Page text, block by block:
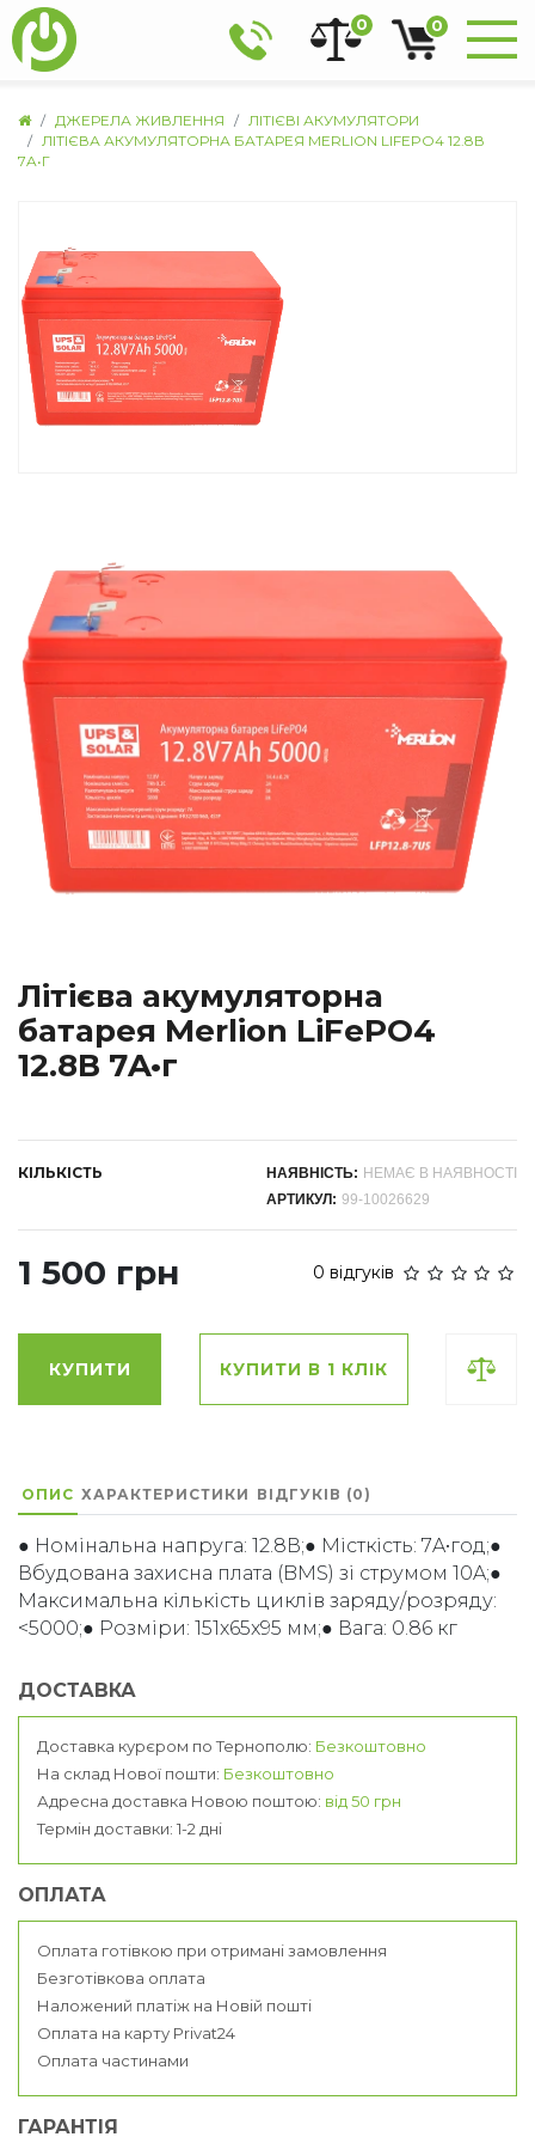
0 0
ДЖЕРЕЛА ЖИВЛЕННЯ
ЛІТІЄВІ АКУМУЛЯТОРИ
ЛІТІЄВА АКУМУЛЯТОРНА БАТАРЕЯ MERLION LIFEPO4 12.8В
7A•Г
Літієва акумуляторна
батарея Merlion LiFePO4
12.8В 7A•г
КІЛЬКІСТЬ НАЯВНІСТЬ: НЕМАЄ В НАЯВНОСТІ
АРТИКУЛ: 99-10026629
1 500 грн 0 відгуків
КУПИТИ КУПИТИ В 1 КЛІК
ОПИС ХАРАКТЕРИСТИКИ ВІДГУКІВ (0)
● Номінальна напруга: 12.8В;● Місткість: 7A•год;●
Вбудована захисна плата (BMS) зі струмом 10A;●
Максимальна кількість циклів заряду/розряду:
<5000;● Розміри: 151x65x95 мм;● Вага: 0.86 кг
ДОСТАВКА
Доставка курєром по Тернополю: Безкоштовно
На склад Нової пошти: Безкоштовно
Адресна доставка Новою поштою: від 50 грн
Термін доставки: 1-2 дні
ОПЛАТА
Оплата готівкою при отримані замовлення
Безготівкова оплата
Наложений платіж на Новій пошті
Оплата на карту Privat24
Оплата частинами
ГАРАНТІЯ